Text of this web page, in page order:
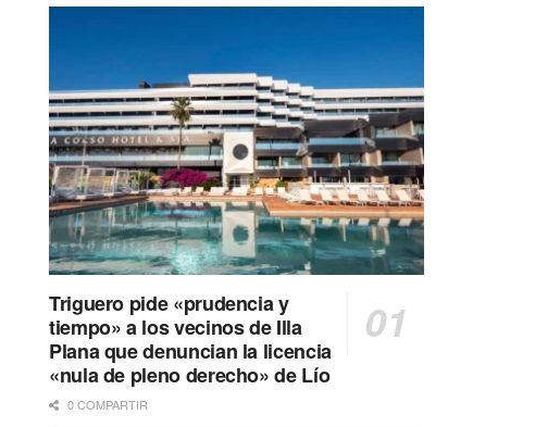
Triguero pide «prudencia y
tiempo» a los vecinos de Illa
Plana que denuncian la licencia
«nula de pleno derecho» de Lío
0 COMPARTIR